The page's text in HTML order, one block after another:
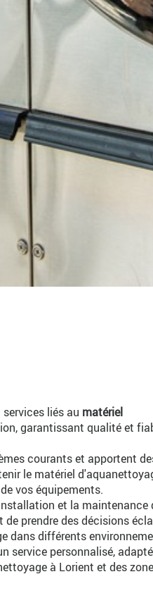
liés au matériel
garantissant qualité et
courants et apportent
le matériel
vos équipements.
et la maintenance
prendre des décisions
dans différents
service personnalisé,
à Lorient et des